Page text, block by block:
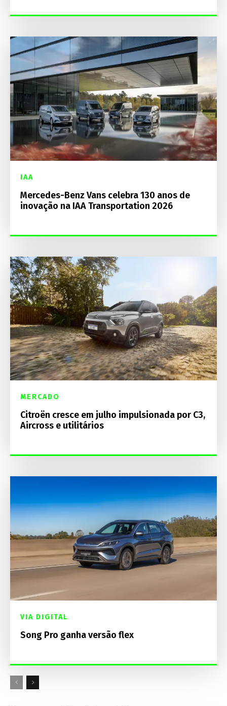
IAA
Mercedes-Benz Vans celebra 130 anos de
inovação na IAA Transportation 2026
MERCADO
Citroën cresce em julho impulsionada por C3,
Aircross e utilitários
VIA DIGITAL
Song Pro ganha versão flex